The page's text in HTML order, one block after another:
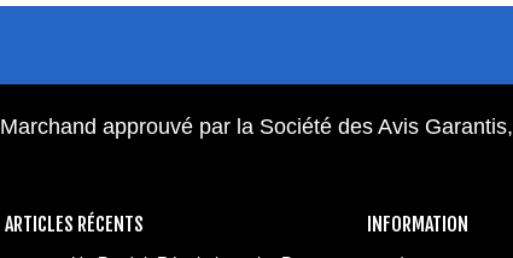
ARTICLES RÉCENTS INFORMATION
Marchand approuvé par la Société des Avis Garantis,